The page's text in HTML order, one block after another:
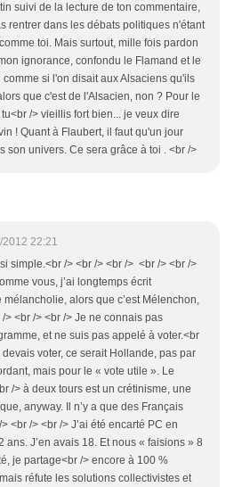
suivi de la lecture de ton commentaire,
rentrer dans les débats politiques n'étant
toi. Mais surtout, mille fois pardon
ignorance, confondu le Flamand et le
comme si l'on disait aux Alsaciens qu'ils
que c'est de l'Alsacien, non ? Pour le
/> vieillis fort bien... je veux dire
! Quant à Flaubert, il faut qu'un jour
son univers. Ce sera grâce à toi . <br />
2012 22:21
simple.<br /> <br /> <br /> <br /> <br />
vous, j’ai longtemps écrit
mélancholie, alors que c’est Mélenchon,
> <br /> <br /> Je ne connais pas
et ne suis pas appelé à voter.<br
devais voter, ce serait Hollande, pas par
mais pour le « vote utile ». Le
/> à deux tours est un crétinisme, une
anyway. Il n’y a que des Français
<br /> <br /> J’ai été encarté PC en
ans. J’en avais 18. Et nous « faisions » 8
je partage<br /> encore à 100 %
réfute les solutions collectivistes et